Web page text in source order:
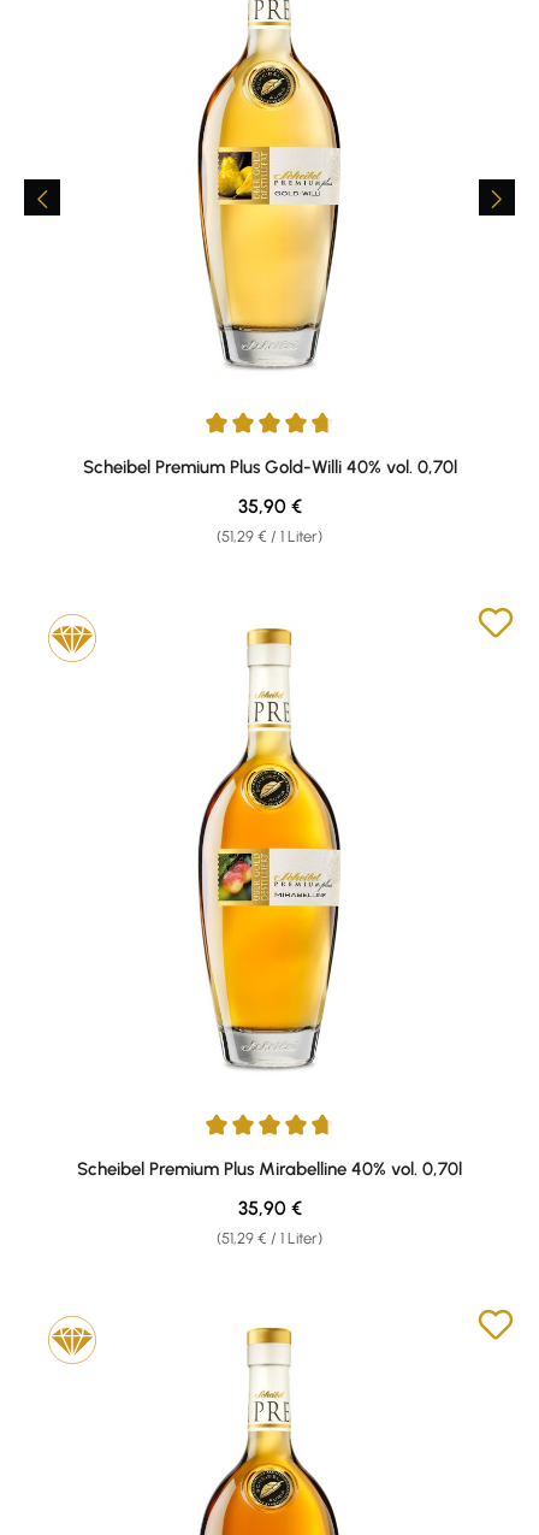
Durchschnittliche Bewertung von 4.84 von 5 Sternen
Scheibel Premium Plus Gold-Willi 40% vol. 0,70l
(51,29 € / 1 Liter)
Regulärer Preis:
35,90 €
Durchschnittliche Bewertung von 4.81 von 5 Sternen
Scheibel Premium Plus Mirabelline 40% vol. 0,70l
(51,29 € / 1 Liter)
Regulärer Preis:
35,90 €